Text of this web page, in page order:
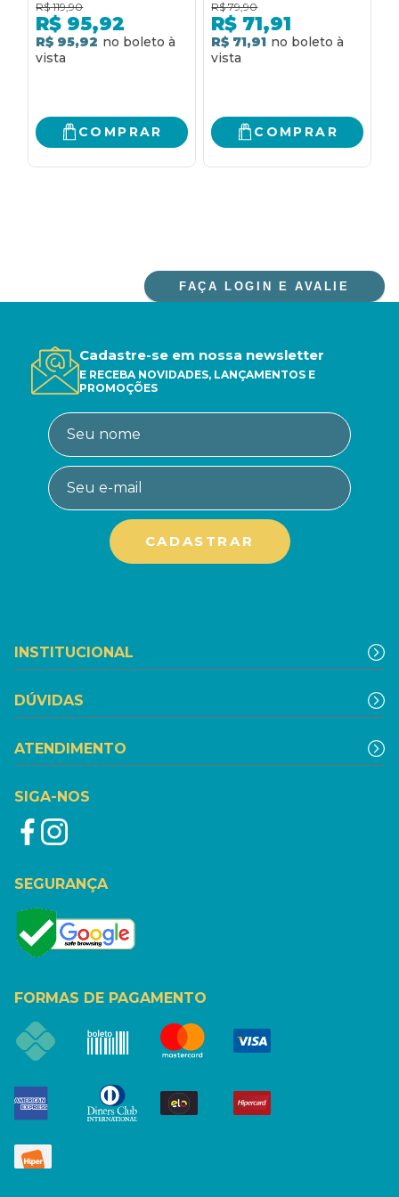
R$ 119,90
R$ 95,92
R$ 95,92
COMPRAR
R$ 79,90
R$ 71,91
R$ 71,91
COMPRAR
FAÇA LOGIN E AVALIE
Cadastre-se em nossa newsletter
E RECEBA NOVIDADES, LANÇAMENTOS E
PROMOÇÕES
INSTITUCIONAL
DÚVIDAS
ATENDIMENTO
SIGA-NOS
SEGURANÇA
FORMAS DE PAGAMENTO